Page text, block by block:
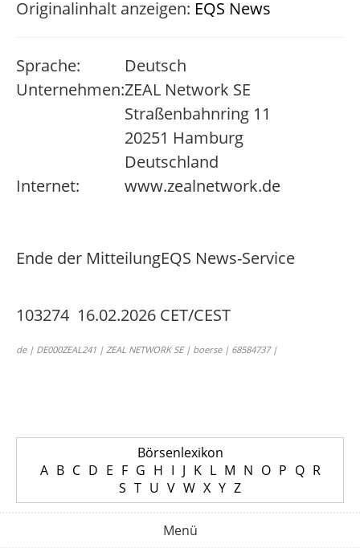
Originalinhalt anzeigen: EQS News
Sprache:
Deutsch
Unternehmen:ZEAL Network SE
Straßenbahnring 11
20251 Hamburg
Deutschland
Internet:
www.zealnetwork.de
Ende der MitteilungEQS News-Service
103274 16.02.2026 CET/CEST
de | DE000ZEAL241 | ZEAL NETWORK SE | boerse | 68584737 |
Börsenlexikon
A B C D E F G H I J K L M N O P Q R
S T U V W X Y Z
Menü